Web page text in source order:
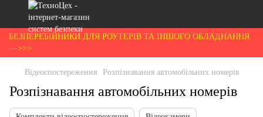
БЕЗПЕРЕБІЙНИКИ ДЛЯ РОУТЕРІВ ТА ІНШОГО ОБЛАДНАННЯ
--->>>
Відеоспостереження Розпізнавання автомобільних номерів
Розпізнавання автомобільних номерів